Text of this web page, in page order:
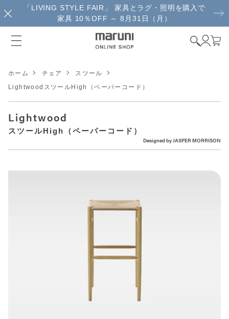
「LIVING STYLE FAIR」 家具とラグ・照明を購入で
家具 10％OFF ～ 8月31日（月）
ホーム チェア
スツール
LightwoodスツールHigh（ペーパーコード）
Lightwood
スツールHigh（ペーパーコード）
Designed byJASPER MORRISON